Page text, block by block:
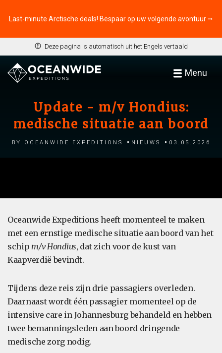
Last-minute Arctische deals! Bespaar op uw volgende avontuur ⭢
Deze pagina is automatisch uit het Engels vertaald
Menu
Update - m/v Hondius:
medische situatie aan boord
by Oceanwide Expeditions Nieuws 03.05.2026
Oceanwide Expeditions heeft momenteel te maken
met een ernstige medische situatie aan boord van het
schipm/v Hondius, dat zich voor de kust van
Kaapverdië bevindt.
Tijdens deze reis zijn drie passagiers overleden.
Daarnaast wordt één passagier momenteel op de
intensive care in Johannesburg behandeld en hebben
twee bemanningsleden aan boord dringende
medische zorg nodig.